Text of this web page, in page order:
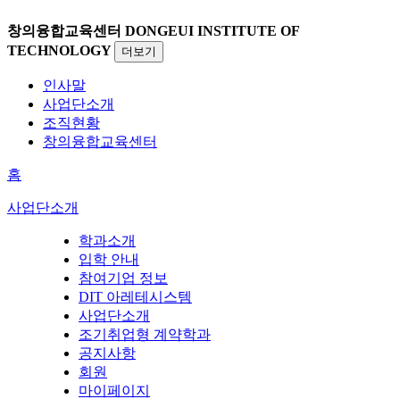
창의융합교육센터 DONGEUI INSTITUTE OF
TECHNOLOGY
더보기
인사말
사업단소개
조직현황
창의융합교육센터
홈
사업단소개
학과소개
입학 안내
참여기업 정보
DIT 아레테시스템
사업단소개
조기취업형 계약학과
공지사항
회원
마이페이지